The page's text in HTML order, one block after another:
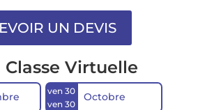
Classe Virtuelle
ven 30
ven 30
Octobre